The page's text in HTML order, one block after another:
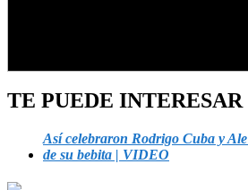
TE PUEDE INTERESAR
Así celebraron Rodrigo Cuba y
de su bebita | VIDEO